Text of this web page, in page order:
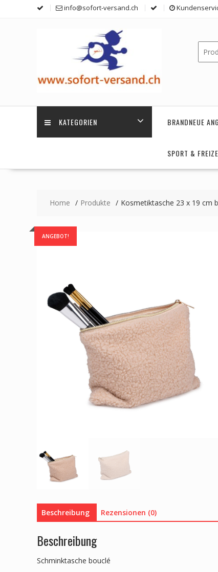
info@sofort-versand.ch
KATEGORIEN BRANDNEUE
SPORT &
Home Produkte Kosmetiktasche 23 x 19 cm
ANGEBOT!
Beschreibung Rezensionen (0)
Beschreibung
Schminktasche bouclé